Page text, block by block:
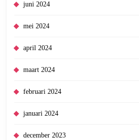
juni 2024
mei 2024
april 2024
maart 2024
februari 2024
januari 2024
december 2023